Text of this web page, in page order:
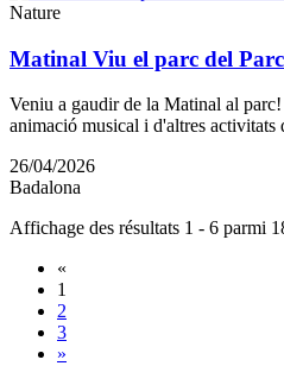
Nature
Matinal Viu el parc del
Veniu a gaudir de la Matinal al
animació musical i d'altres activitats
26/04/2026
Badalona
Affichage des résultats 1 - 6 parmi
«
1
2
3
»